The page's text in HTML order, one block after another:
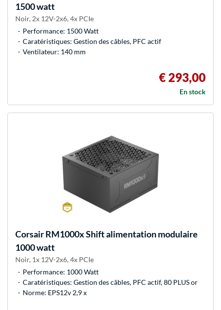
1500 watt
Noir, 2x 12V-2x6, 4x PCIe
Performance: 1500 Watt
Caratéristiques: Gestion des câbles, PFC actif
Ventilateur: 140 mm
€ 293,00
En stock
CorsairRM1000x Shift alimentation modulaire
1000 watt
Noir, 1x 12V-2x6, 4x PCIe
Performance: 1000 Watt
Caratéristiques: Gestion des câbles, PFC actif, 80 PLUS or
Norme: EPS12v 2,9 x